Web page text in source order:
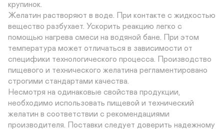
крупинок.
Желатин растворяют в воде. При контакте с жидкостью
вещество разбухает. Ускорить реакцию легко с
помощью нагрева смеси на водяной бане. При этом
температура может отличаться в зависимости от
специфики технологического процесса. Производство
пищевого и технического желатина регламентировано
строгими стандартами качества.
Несмотря на одинаковые свойства продукции,
необходимо использовать пищевой и технический
желатин в соответствии с рекомендациями
производителя. Поставки следует доверить надежному